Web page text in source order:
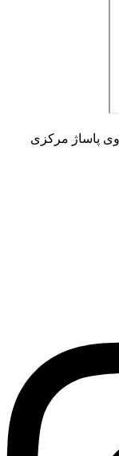
پاساژ مرکزی